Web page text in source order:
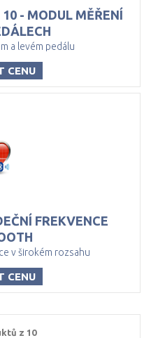
- MODUL MĚŘENÍ
a levém pedálu
CENU
FREKVENCE
v širokém rozsahu
CENU
z 10